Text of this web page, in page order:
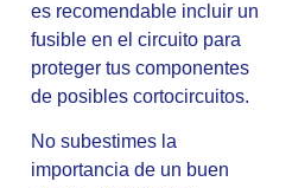
es recomendable incluir un
fusible en el circuito para
proteger tus componentes
de posibles cortocircuitos.
No subestimes la
importancia de un buen